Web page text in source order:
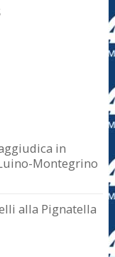
in
Montegrino
alla Pignatella